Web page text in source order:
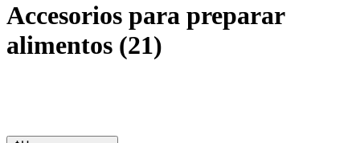
Accesorios para preparar
alimentos (21)